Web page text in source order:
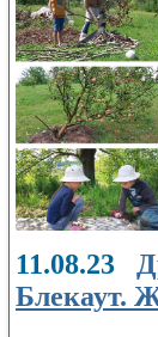
11.08.23
Блекаут.